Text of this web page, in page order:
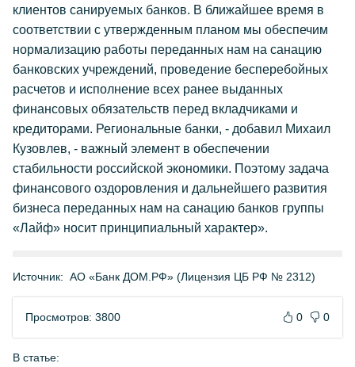
клиентов санируемых банков. В ближайшее время в
соответствии с утвержденным планом мы обеспечим
нормализацию работы переданных нам на санацию
банковских учреждений, проведение бесперебойных
расчетов и исполнение всех ранее выданных
финансовых обязательств перед вкладчиками и
кредиторами. Региональные банки, - добавил Михаил
Кузовлев, - важный элемент в обеспечении
стабильности российской экономики. Поэтому задача
финансового оздоровления и дальнейшего развития
бизнеса переданных нам на санацию банков группы
«Лайф» носит принципиальный характер».
Источник: АО «Банк ДОМ.РФ» (Лицензия ЦБ РФ № 2312)
Просмотров: 3800 0 0
В статье: